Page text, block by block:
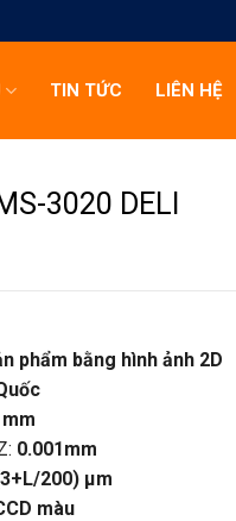
TIN TỨC LIÊN HỆ
3020 DELI
phẩm bằng hình ảnh 2D
0.001mm
200) µm
màu